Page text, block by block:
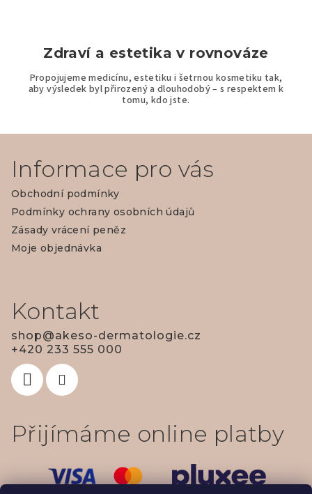
Zdraví a estetika v rovnováze
Propojujeme medicínu, estetiku i šetrnou kosmetiku tak,
aby výsledek byl přirozený a dlouhodobý – s respektem k
tomu, kdo jste.
Informace pro vás
Obchodní podmínky
Podmínky ochrany osobních údajů
Zásady vrácení peněz
Moje objednávka
Kontakt
shop@akeso-dermatologie.cz
+420 233 555 000
Přijímáme online platby